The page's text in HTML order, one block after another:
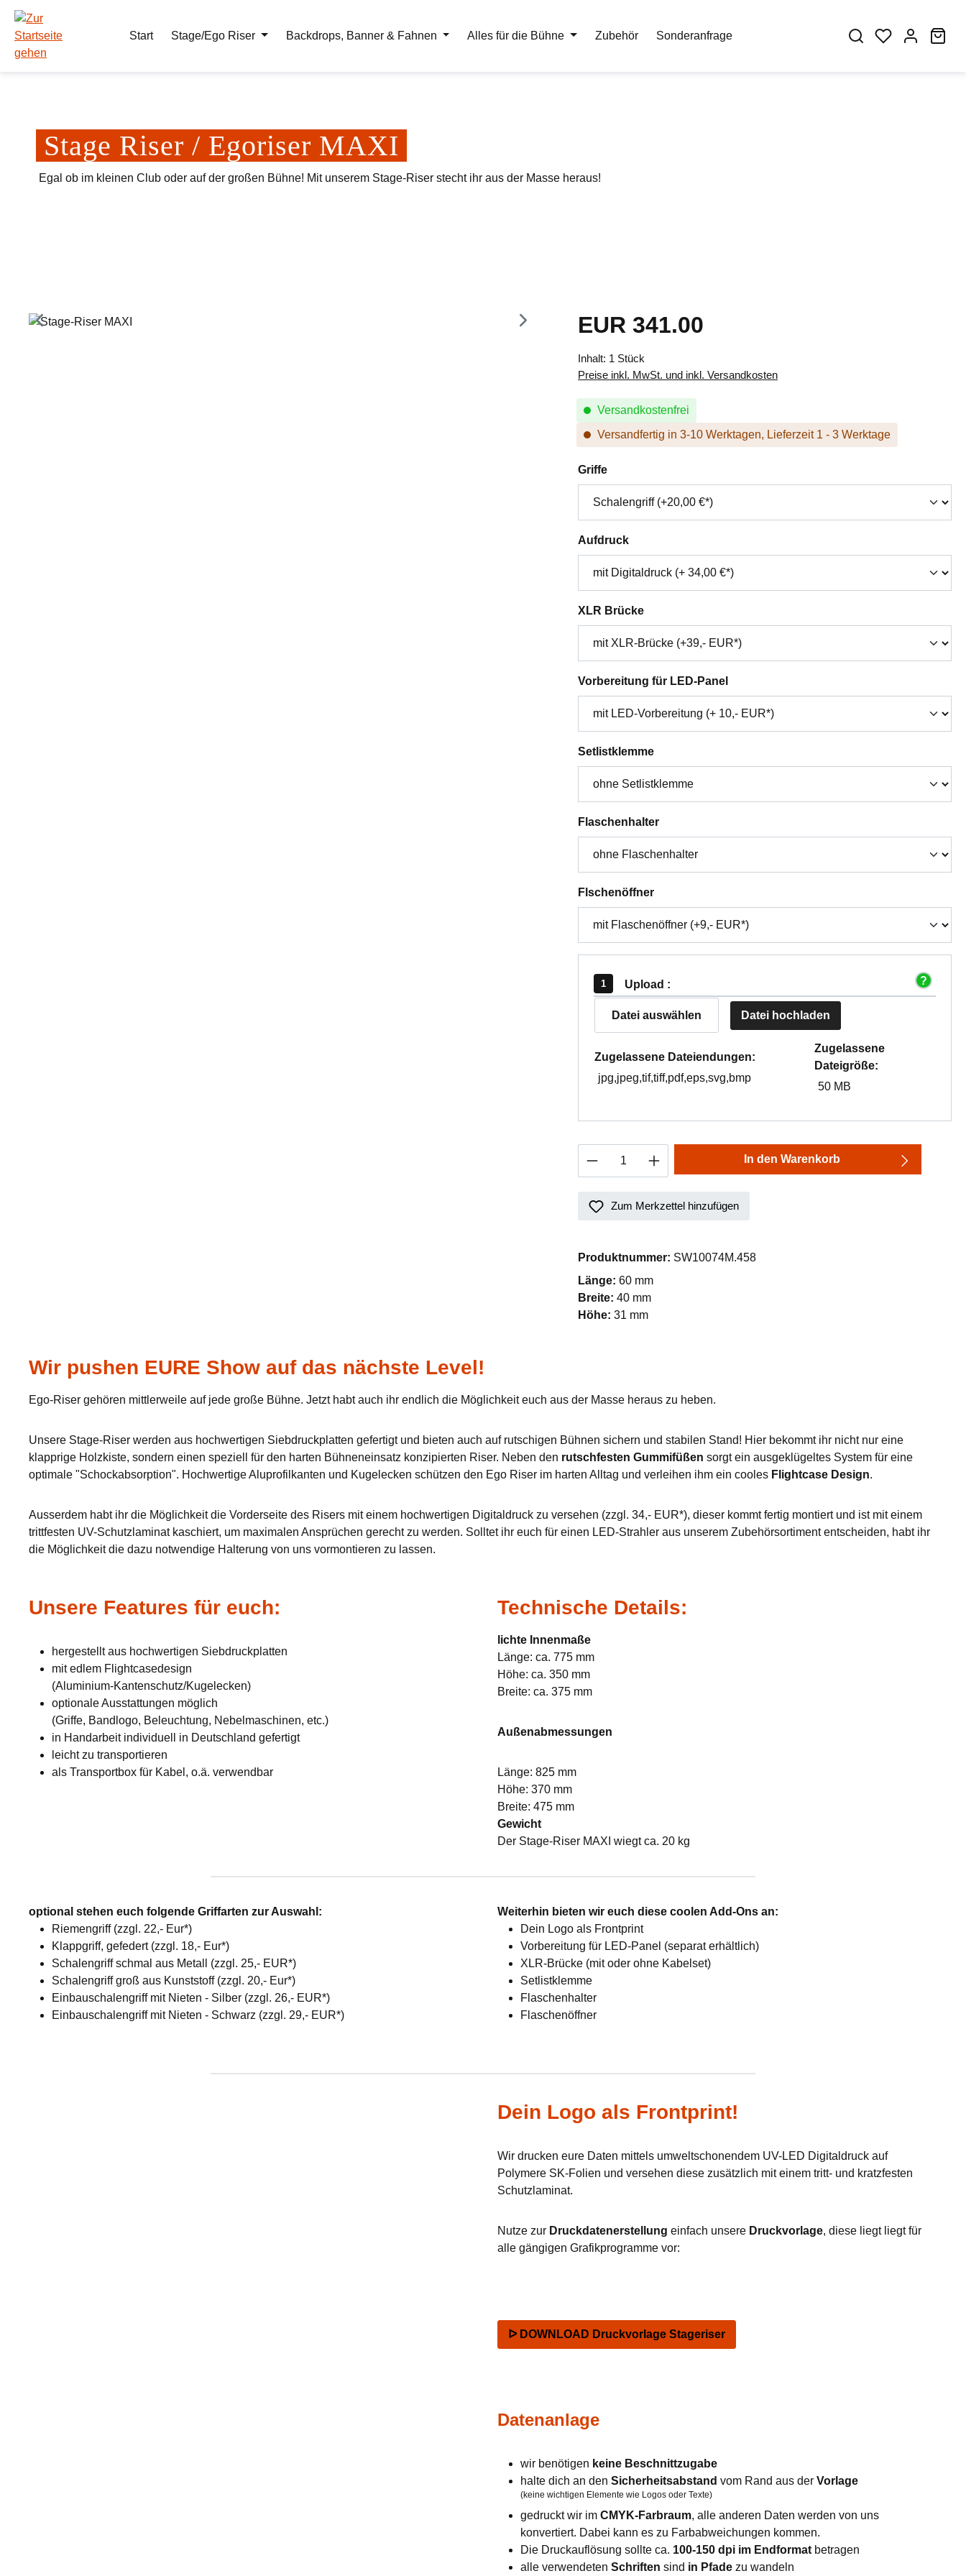
Hauptinhalt springen
Zur Suche springen
Zur Hauptnavigation springen
Start
Stage/Ego Riser Backdrops, Banner & Fahnen Alles für die Bühne Zubehör Sonderanfrage
Stage Riser / Egoriser MAXI
Egal ob im kleinen Club oder auf der großen Bühne! Mit unserem Stage-Riser stecht ihr aus der Masse heraus!
Bildergalerie überspringen Regulärer Preis:
EUR 341.00
Inhalt: 1 Stück
Preise inkl. MwSt. und inkl. Versandkosten
Versandkostenfrei
Versandfertig in 3-10 Werktagen, Lieferzeit 1 - 3 Werktage
Griffeauswählen
Aufdruckauswählen
XLR Brückeauswählen
Vorbereitung für LED-Panelauswählen
Setlistklemmeauswählen
Flaschenhalterauswählen
Flschenöffnerauswählen
Upload :
Datei auswählen Datei hochladen
Zugelassene Dateiendungen:
jpg,jpeg,tif,tiff,pdf,eps,svg,bmp
Zugelassene
Dateigröße:
50 MB
Produkt Anzahl: Gib den gewünschten Wert ein
In den Warenkorb
Zum Merkzettel hinzufügen
Produktnummer: SW10074M.458
Länge: 60 mm
Breite: 40 mm
Höhe: 31 mm
Wir pushen EURE Show auf das nächste Level!
Ego-Riser gehören mittlerweile auf jede große Bühne. Jetzt habt auch ihr endlich die Möglichkeit euch aus der Masse heraus zu heben.
Unsere Stage-Riser werden aus hochwertigen Siebdruckplatten gefertigt und bieten auch auf rutschigen Bühnen sichern und stabilen Stand! Hier bekommt ihr nicht nur eine
klapprige Holzkiste, sondern einen speziell für den harten Bühneneinsatz konzipierten Riser. Neben den rutschfesten Gummifüßen sorgt ein ausgeklügeltes System für eine
optimale "Schockabsorption". Hochwertige Aluprofilkanten und Kugelecken schützen den Ego Riser im harten Alltag und verleihen ihm ein cooles Flightcase Design.
Ausserdem habt ihr die Möglichkeit die Vorderseite des Risers mit einem hochwertigen Digitaldruck zu versehen (zzgl. 34,- EUR*), dieser kommt fertig montiert und ist mit einem
trittfesten UV-Schutzlaminat kaschiert, um maximalen Ansprüchen gerecht zu werden. Solltet ihr euch für einen LED-Strahler aus unserem Zubehörsortiment entscheiden, habt ihr
die Möglichkeit die dazu notwendige Halterung von uns vormontieren zu lassen.
Unsere Features für euch:
hergestellt aus hochwertigen Siebdruckplatten
mit edlem Flightcasedesign
(Aluminium-Kantenschutz/Kugelecken)
optionale Ausstattungen möglich
(Griffe, Bandlogo, Beleuchtung, Nebelmaschinen, etc.)
in Handarbeit individuell in Deutschland gefertigt
leicht zu transportieren
als Transportbox für Kabel, o.ä. verwendbar
Technische Details:
lichte Innenmaße
Länge: ca. 775 mm
Höhe: ca. 350 mm
Breite: ca. 375 mm
Außenabmessungen
Länge: 825 mm
Höhe: 370 mm
Breite: 475 mm
Gewicht
Der Stage-Riser MAXI wiegt ca. 20 kg
optional stehen euch folgende Griffarten zur Auswahl:
Riemengriff (zzgl. 22,- Eur*)
Klappgriff, gefedert (zzgl. 18,- Eur*)
Schalengriff schmal aus Metall (zzgl. 25,- EUR*)
Schalengriff groß aus Kunststoff (zzgl. 20,- Eur*)
Einbauschalengriff mit Nieten - Silber (zzgl. 26,- EUR*)
Einbauschalengriff mit Nieten - Schwarz (zzgl. 29,- EUR*)
Weiterhin bieten wir euch diese coolen Add-Ons an:
Dein Logo als Frontprint
Vorbereitung für LED-Panel (separat erhältlich)
XLR-Brücke (mit oder ohne Kabelset)
Setlistklemme
Flaschenhalter
Flaschenöffner
Dein Logo als Frontprint!
Wir drucken eure Daten mittels umweltschonendem UV-LED Digitaldruck auf
Polymere SK-Folien und versehen diese zusätzlich mit einem tritt- und kratzfesten
Schutzlaminat.
Nutze zur Druckdatenerstellung einfach unsere Druckvorlage, diese liegt liegt für
alle gängigen Grafikprogramme vor:
ᐅ DOWNLOAD Druckvorlage Stageriser
Datenanlage
wir benötigen keine Beschnittzugabe
halte dich an den Sicherheitsabstand vom Rand aus der Vorlage
(keine wichtigen Elemente wie Logos oder Texte)
gedruckt wir im CMYK-Farbraum, alle anderen Daten werden von uns
konvertiert. Dabei kann es zu Farbabweichungen kommen.
Die Druckauflösung sollte ca. 100-150 dpi im Endformat betragen
alle verwendeten Schriften sind in Pfade zu wandeln